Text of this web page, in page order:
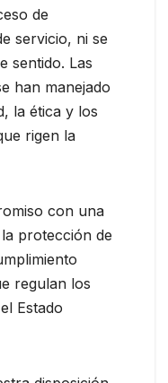
de
servicio, ni se
sentido. Las
han manejado
la ética y los
rigen la
con una
protección de
regulan los
Estado